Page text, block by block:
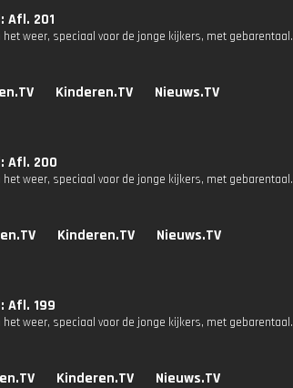
Afl. 201
weer, speciaal voor de jonge kijkers, met gebarentaal.
Kinderen.TV Nieuws.TV
Afl. 200
weer, speciaal voor de jonge kijkers, met gebarentaal.
Kinderen.TV Nieuws.TV
Afl. 199
weer, speciaal voor de jonge kijkers, met gebarentaal.
Kinderen.TV Nieuws.TV